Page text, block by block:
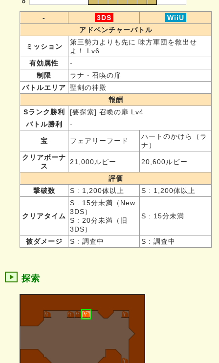
- 3DS
WiiU
アドベンチャーバトル
ミッション
第三勢力よりも先に 味方軍団を救出せ
よ！ Lv6
有効属性
-
制限
ラナ・召喚の扉
バトルエリア 聖剣の神殿
報酬
Sランク勝利
[要探索] 召喚の扉 Lv4
バトル勝利
-
宝 フェアリーフード
ハートのかけら（ラ
ナ）
クリアボーナ
ス
21,000ルピー 20,600ルピー
評価
撃破数
S : 1,200体以上 S : 1,200体以上
クリアタイム
S : 15分未満（New
3DS）
S : 20分未満（旧
3DS）
S : 15分未満
被ダメージ S : 調査中 S : 調査中
探索